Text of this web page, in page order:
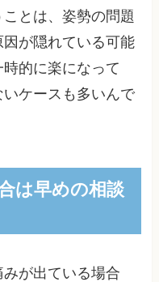
とは、姿勢の問題
が隠れている可能
的に楽になって
ケースも多いんで
は早めの相談
が出ている場合